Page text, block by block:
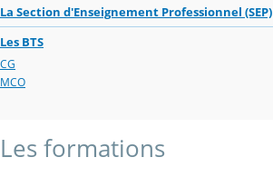
La Section d'Enseignement Professionnel (SEP)
Les BTS
CG
MCO
Les formations